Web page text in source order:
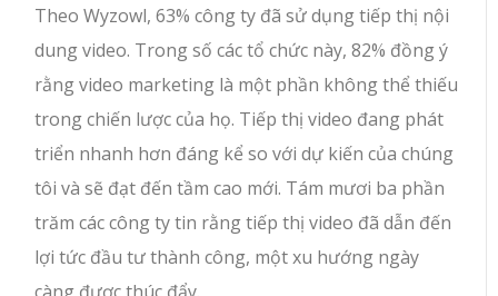
Theo Wyzowl, 63% công ty đã sử dụng tiếp thị nội
dung video. Trong số các tổ chức này, 82% đồng ý
rằng video marketing là một phần không thể thiếu
trong chiến lược của họ. Tiếp thị video đang phát
triển nhanh hơn đáng kể so với dự kiến ​​của chúng
tôi và sẽ đạt đến tầm cao mới. Tám mươi ba phần
trăm các công ty tin rằng tiếp thị video đã dẫn đến
lợi tức đầu tư thành công, một xu hướng ngày